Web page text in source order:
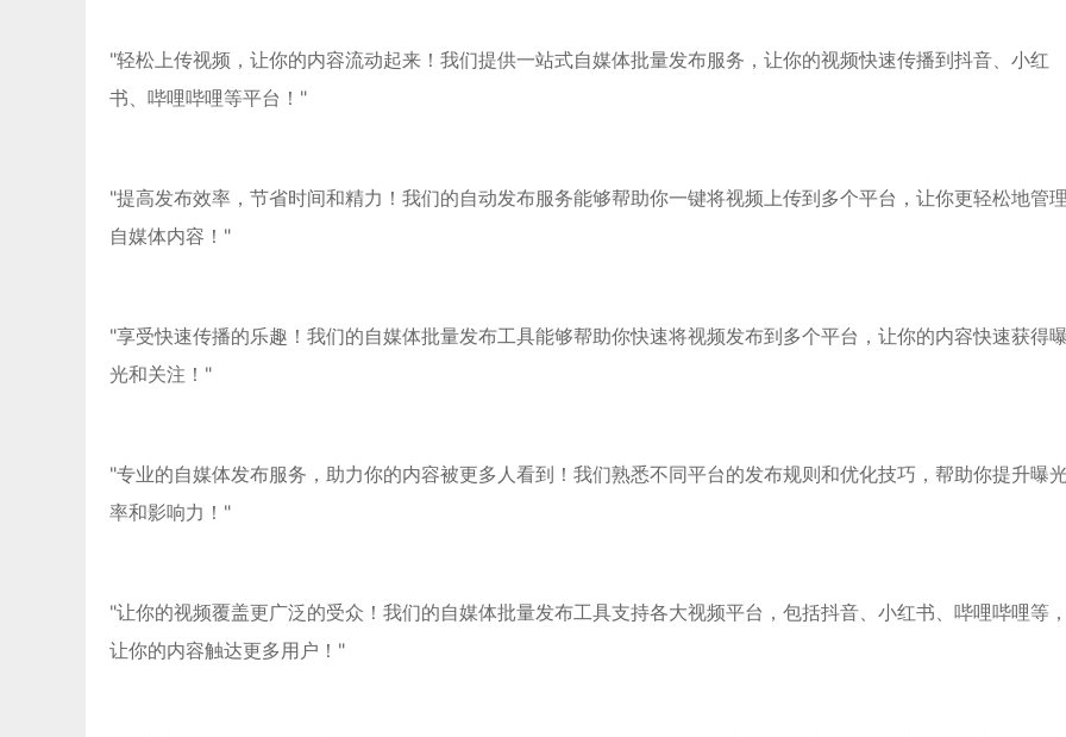
"轻松上传视频，让你的内容流动起来！我们提供一站式自媒体批量发布服务，让你的视频快速传播到抖音、小红
书、哔哩哔哩等平台！"
"提高发布效率，节省时间和精力！我们的自动发布服务能够帮助你一键将视频上传到多个平台，让你更轻松地管
自媒体内容！"
"享受快速传播的乐趣！我们的自媒体批量发布工具能够帮助你快速将视频发布到多个平台，让你的内容快速获得
光和关注！"
"专业的自媒体发布服务，助力你的内容被更多人看到！我们熟悉不同平台的发布规则和优化技巧，帮助你提升曝
率和影响力！"
"让你的视频覆盖更广泛的受众！我们的自媒体批量发布工具支持各大视频平台，包括抖音、小红书、哔哩哔哩等
让你的内容触达更多用户！"